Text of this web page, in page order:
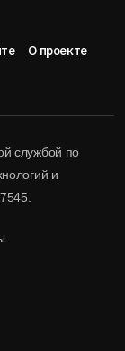
О проекте
службой по
и